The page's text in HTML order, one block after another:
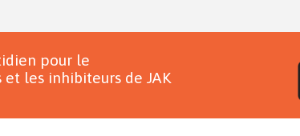
pour le
les inhibiteurs de JAK